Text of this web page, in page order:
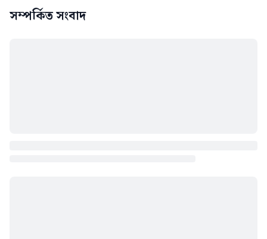
সম্পর্কিত সংবাদ